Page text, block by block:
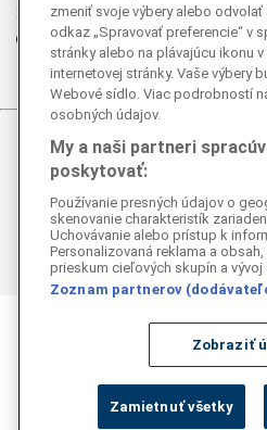
Twitter
Telegram
RSS
© 2026 Epoch
Všetky práva vyhradené.
správ a fotografií zo
predchádzajúceho písomného
autorského
zmeniť svoje výbery alebo
odkaz „Spravovať preferencie“ v
stránky alebo na plávajúcu ikonu
internetovej stránky. Vaše výbery
Webové sídlo. Viac podrobností
osobných údajov.
My a naši partneri
poskytovať:
Používanie presných údajov o
skenovanie charakteristík
Uchovávanie alebo prístup k
Personalizovaná reklama a
prieskum cieľových skupín a vývoj
Zoznam partnerov
Zobraziť
Zamietnuť všetky